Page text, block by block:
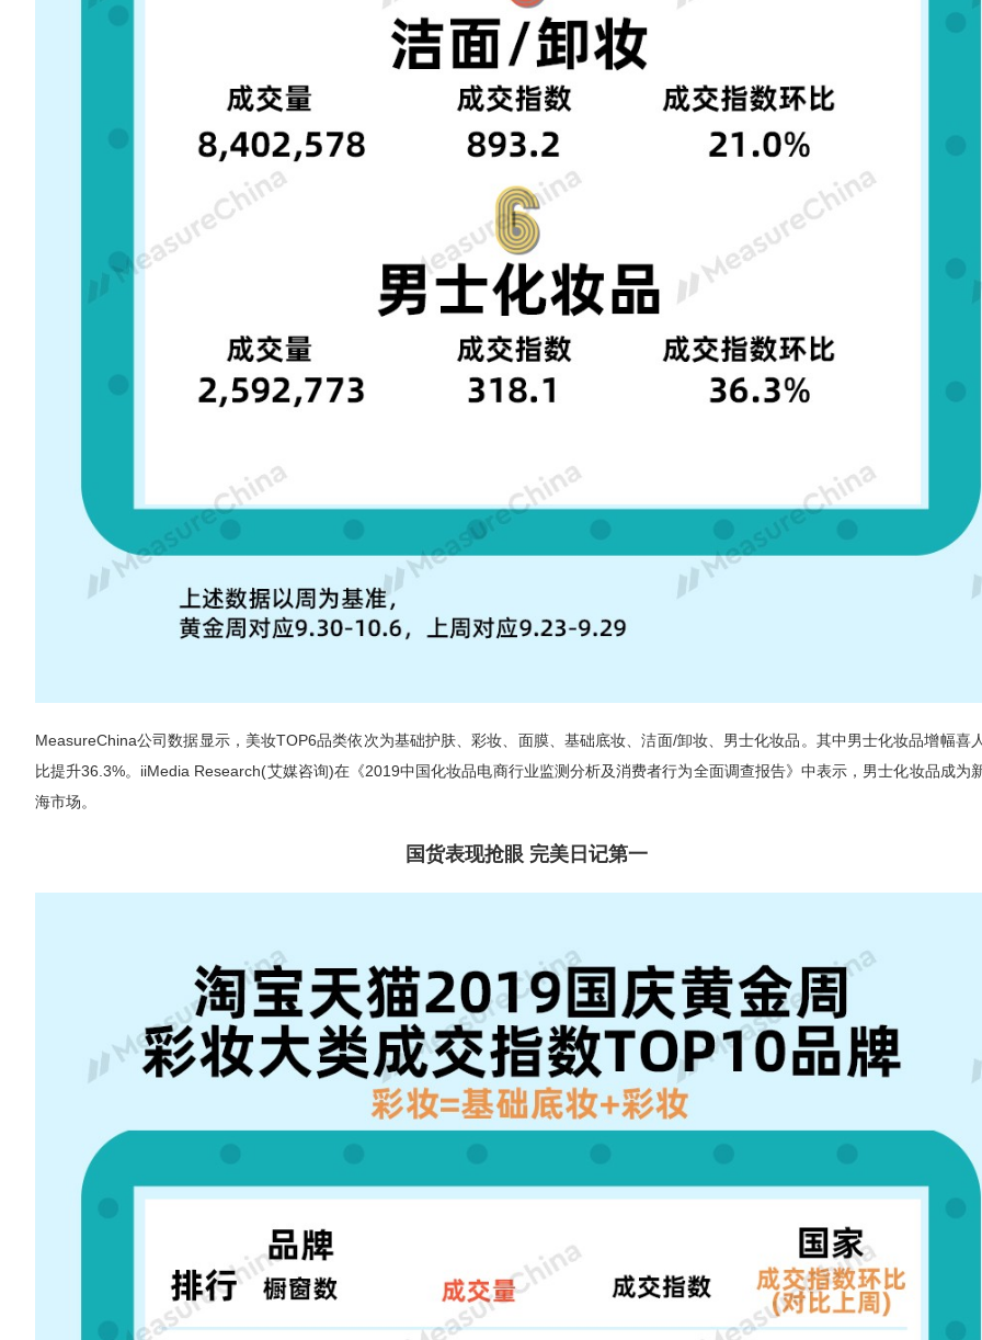
MeasureChina公司数据显示，美妆TOP6品类依次为基础护肤、彩妆、面膜、基础底妆、洁面/卸妆、男士化妆品。其中男士化妆品增幅喜
比提升36.3%。iiMedia Research(艾媒咨询)在《2019中国化妆品电商行业监测分析及消费者行为全面调查报告》中表示，男士化妆品成为
海市场。
国货表现抢眼 完美日记第一